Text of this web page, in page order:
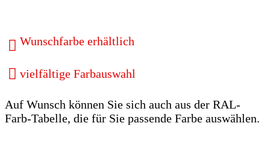
Wunschfarbe erhältlich
vielfältige Farbauswahl
Auf Wunsch können Sie sich auch aus der RAL-
Farb-Tabelle, die für Sie passende Farbe auswählen.